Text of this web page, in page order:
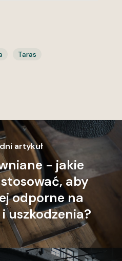
Taras
artykuł
- jakie
aby
odporne na
uszkodzenia?